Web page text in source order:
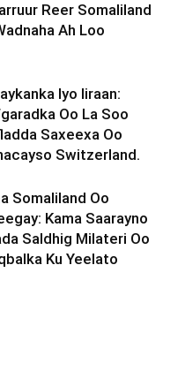
Reer Somaliland
Ah Loo
Iyo Iiraan:
Oo La Soo
Saxeexa Oo
Switzerland.
Somaliland Oo
Kama Saarayno
Saldhig Milateri Oo
Ku Yeelato